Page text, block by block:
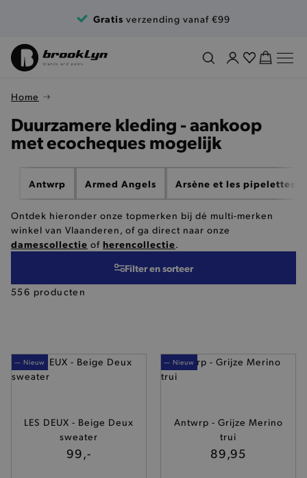
Gratis verzending vanaf €99
Home
Antwrp Armed Angels Arsène et les pipelettes
Ontdek hieronder onze topmerken bij dé multi-merken
winkel van Vlaanderen, of ga direct naar onze
damescollectie of herencollectie.
556 producten
Filter en sorteer
— Nieuw
LES DEUX - Beige Deux
sweater
99,-
— Nieuw
Antwrp - Grijze Merino
trui
89,95
Duurzamere kleding - aankoop
met ecocheques mogelijk